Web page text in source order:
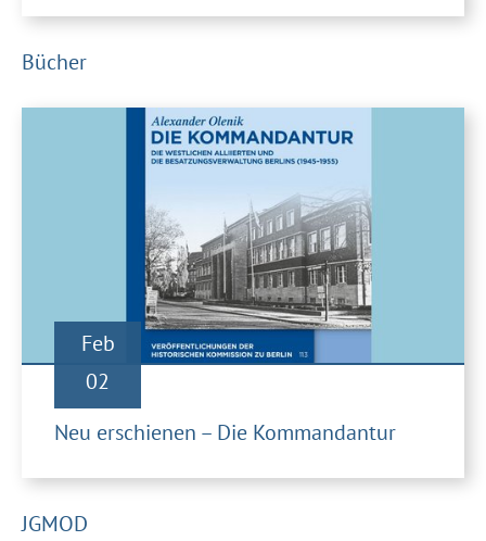
Bücher
Feb
02
Neu erschienen – Die Kommandantur
JGMOD